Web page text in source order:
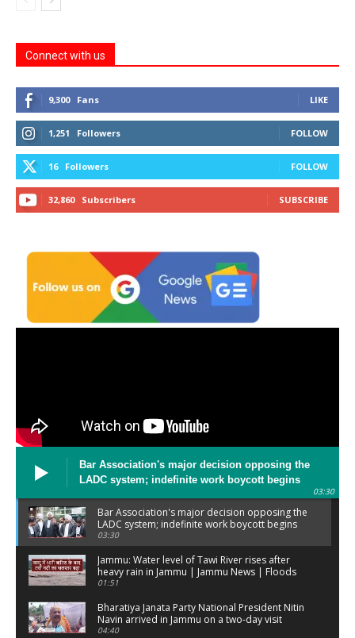
Connect with us
9,300 Fans LIKE
1,251 Followers FOLLOW
16 Followers FOLLOW
32,860 Subscribers SUBSCRIBE
Bar Association's major decision opposing the
LADC system; indefinite work boycott begins
03:30
Bar Association's major decision opposing the
LADC system; indefinite work boycott begins
03:30
Jammu: Water level of Tawi River rises after
heavy rain in Jammu | Jammu News | Floods
01:51
Bharatiya Janata Party National President Nitin
Navin arrived in Jammu on a two-day visit
04:40